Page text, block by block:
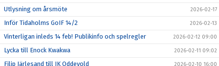
Utlysning om årsmöte 2026-02-17
Inför Tidaholms GoIF 14/2 2026-02-13
Vinterligan inleds 14 feb! Publikinfo och spelregler 2026-02-12 09:00
Lycka till Enock Kwakwa 2026-02-11 09:02
Filip Järlesand till IK Oddevold 2026-02-10 16:00